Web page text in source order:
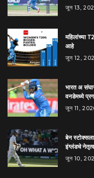
जून 13,
महिलांच्या
आहे
जून 12,
भारत अ
वनडेमध्ये
जून 11,
बेन
इंग्लंडचे
जून 10,